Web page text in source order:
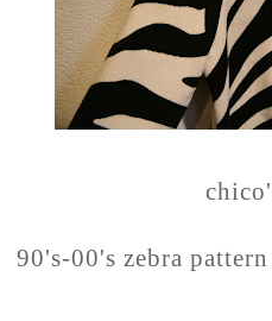
90's-00's zebra